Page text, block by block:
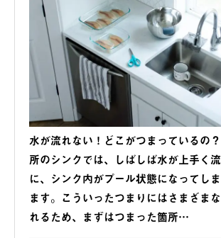
水が流れない！どこがつまっているの
所のシンクでは、しばしば水が上手く
に、シンク内がプール状態になってし
ます。こういったつまりにはさまざま
れるため、まずはつまった箇所…